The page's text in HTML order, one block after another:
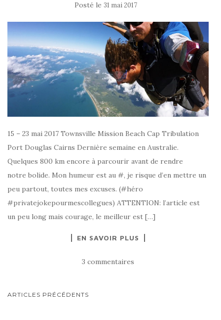
Posté le 31 mai 2017
15 – 23 mai 2017 Townsville Mission Beach Cap Tribulation
Port Douglas Cairns Dernière semaine en Australie.
Quelques 800 km encore à parcourir avant de rendre
notre bolide. Mon humeur est au #, je risque d’en mettre un
peu partout, toutes mes excuses. (#héro
#privatejokepourmescollegues) ATTENTION: l’article est
un peu long mais courage, le meilleur est […]
EN SAVOIR PLUS
3 commentaires
ARTICLES PRÉCÉDENTS